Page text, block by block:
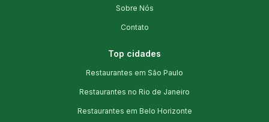
Sobre Nós
Contato
Top cidades
Restaurantes em São Paulo
Restaurantes no Rio de Janeiro
Restaurantes em Belo Horizonte